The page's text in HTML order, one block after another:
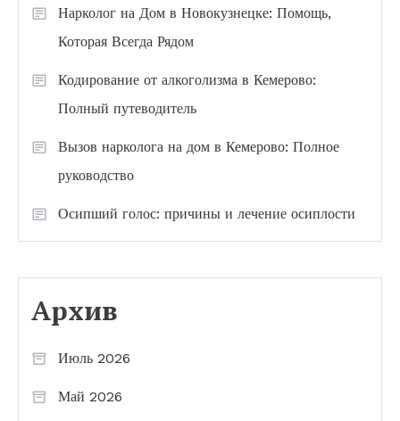
Нарколог на Дом в Новокузнецке: Помощь,
Которая Всегда Рядом
Кодирование от алкоголизма в Кемерово:
Полный путеводитель
Вызов нарколога на дом в Кемерово: Полное
руководство
Осипший голос: причины и лечение осиплости
Архив
Июль 2026
Май 2026